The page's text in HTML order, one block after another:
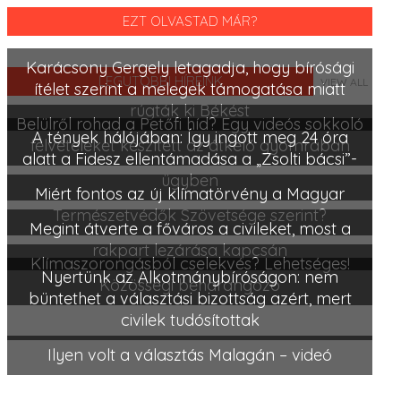
EZT OLVASTAD MÁR?
LEGUTÓBBI HÍREINK VIEW ALL
Karácsony Gergely letagadja, hogy bírósági
ítélet szerint a melegek támogatása miatt
rúgták ki Békést
Belülről rohad a Petőfi híd? Egy videós sokkoló
felvételeket készített az átkelő gyomrában
A tények hálójában: Így ingott meg 24 óra
alatt a Fidesz ellentámadása a „Zsolti bácsi”-
ügyben
Miért fontos az új klímatörvény a Magyar
Természetvédők Szövetsége szerint?
Megint átverte a főváros a civileket, most a
rakpart lezárása kapcsán
Klímaszorongásból cselekvés? Lehetséges!
Közösségi beharangozó
Nyertünk az Alkotmánybíróságon: nem
büntethet a választási bizottság azért, mert
civilek tudósítottak
Ilyen volt a választás Malagán – videó